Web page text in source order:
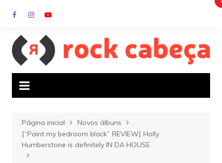
para
conteúdo
Página inicial
Novos álbuns
[“Paint my bedroom black” REVIEW] Holly
Humberstone is definitely IN DA HOUSE